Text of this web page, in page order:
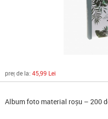
preț de la: 45,99 Lei
Album foto material roșu – 200